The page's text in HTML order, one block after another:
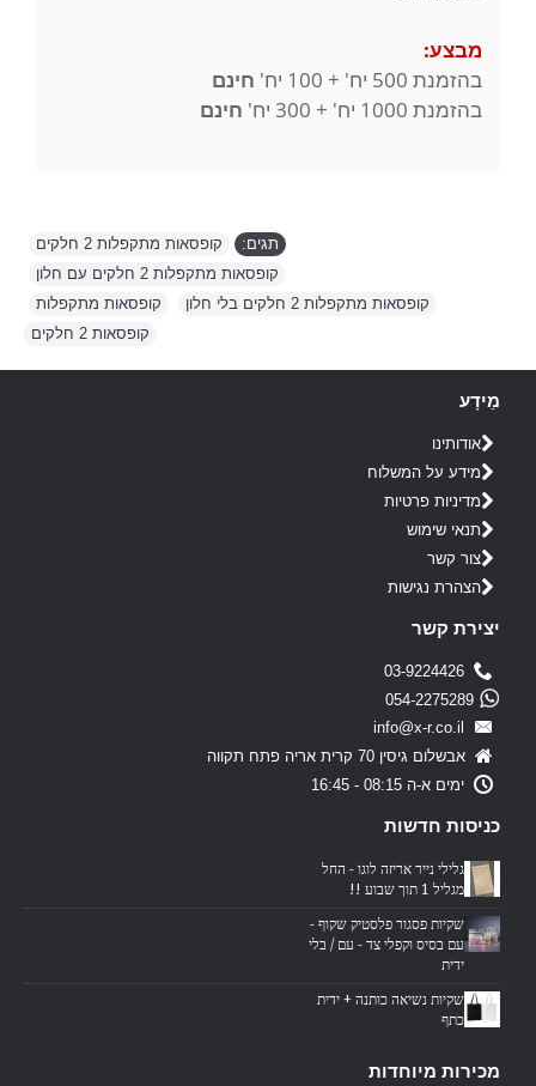
מבצע:
בהזמנת 500 יח' + 100 יח'
חינם
בהזמנת 1000 יח' + 300 יח'
חינם
תגים: קופסאות מתקפלות 2 חלקים
קופסאות מתקפלות 2 חלקים עם חלון
קופסאות מתקפלות 2 חלקים בלי חלון
קופסאות מתקפלות
קופסאות 2 חלקים
מֵידָע
אודותינו
מידע על המשלוח
מדיניות פרטיות
תנאי שימוש
צור קשר
הצהרת נגישות
יצירת קשר
054-2275289
אבשלום גיסין 70 קרית אריה פתח תקווה
ימים א-ה 08:15 - 16:45
כניסות חדשות
גלילי נייר אריזה לוגו - החל
מגליל 1 תוך שבוע !!
שקיות פסגור פלסטיק שקוף -
עם בסיס וקפלי צד - עם / בלי
ידית
שקיות נשיאה כותנה + ידית
כתף
מכירות מיוחדות